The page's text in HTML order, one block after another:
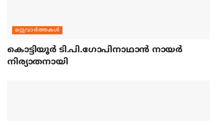
മറ്റുവാര്‍ത്തകള്‍
കൊട്ടിയൂര്‍ ടി.പി.ഗോപിനാഥാന്‍ നായര്‍
നിര്യാതനായി